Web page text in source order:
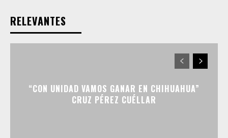
RELEVANTES
“CON UNIDAD VAMOS GANAR EN CHIHUAHUA”
CRUZ PÉREZ CUÉLLAR